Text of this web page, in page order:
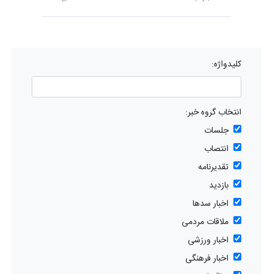
کلیدواژه:
انتخاب گروه خبر:
جلسات
انتصاب
تقدیرنامه
بازدید
اخبار سدها
ملاقات مردمی
اخبار ورزشی
اخبار فرهنگی